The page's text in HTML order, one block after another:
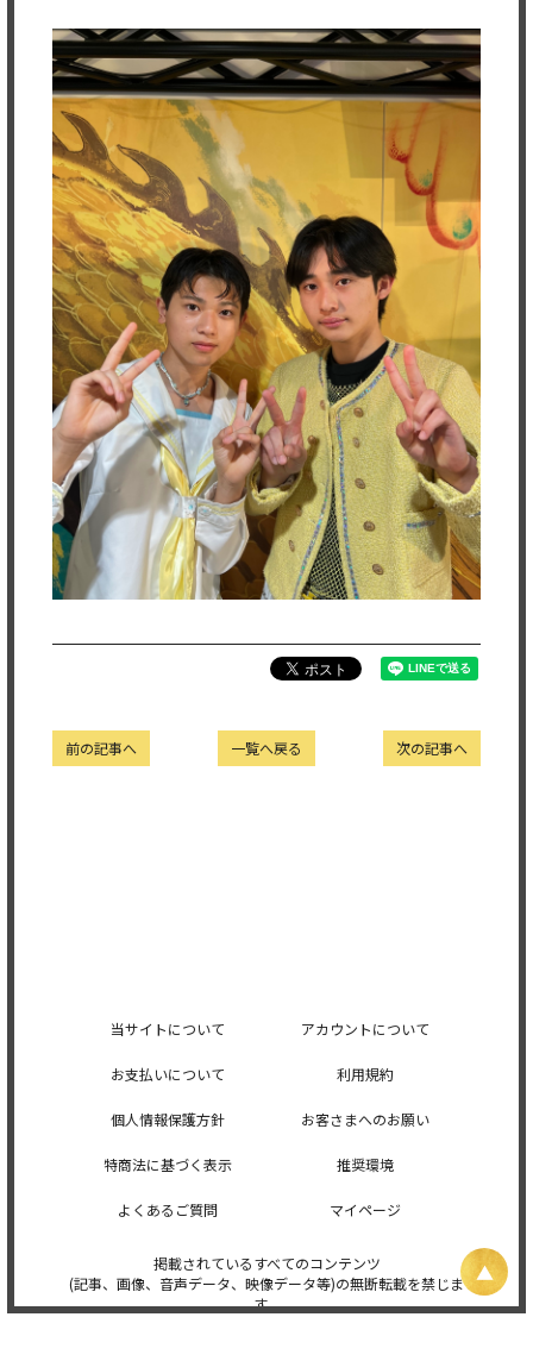
次の記事へ
一覧へ戻る
前の記事へ
当サイトについて アカウントについて
お支払いについて 利用規約
個人情報保護方針 お客さまへのお願い
特商法に基づく表示 推奨環境
よくあるご質問 マイページ
掲載されているすべてのコンテンツ
(記事、画像、音声データ、映像データ等)の無断転載を禁じま
す。